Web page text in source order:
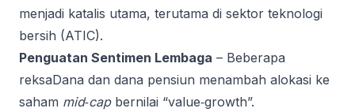
menjadi katalis utama, terutama di sektor teknologi
bersih (ATIC).
Penguatan Sentimen Lembaga – Beberapa
reksaDana dan dana pensiun menambah alokasi ke
saham mid‑capbernilai “value‑growth”.